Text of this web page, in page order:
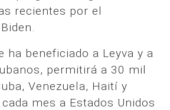
recientes por el
ha beneficiado a Leyva y a
permitirá a 30 mil
Venezuela, Haití y
mes a Estados Unidos